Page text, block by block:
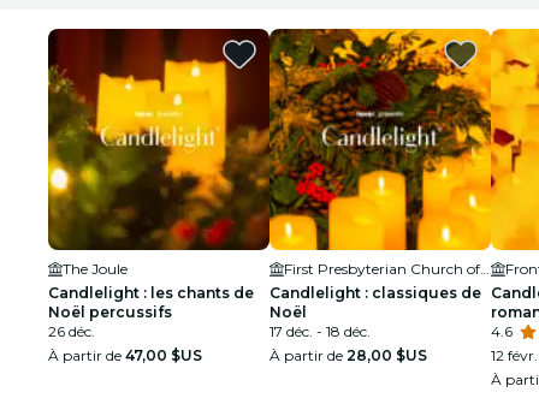
The Joule
Candlelight : les chants de
Noël percussifs
26 déc.
À partir de 47,00 $US
First Presbyterian Church of Dallas
Candlelight : classiques de
Noël
17 déc. - 18 déc.
À partir de 28,00 $US
4.6
12 févr.
À